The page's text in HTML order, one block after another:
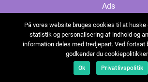
Ads
Cookies
Contact
Sitemap
På vores website bruges cookies til at huske
statistik og personalisering af indhold og
information deles med tredjepart. Ved fortsat
godkender du
Ok Privatlivspolitik